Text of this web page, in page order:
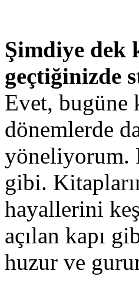
Şimdiye dek
geçtiğinizde
Evet, bugüne
dönemlerde
yöneliyorum.
gibi.
hayallerini
açılan kapı
huzur ve